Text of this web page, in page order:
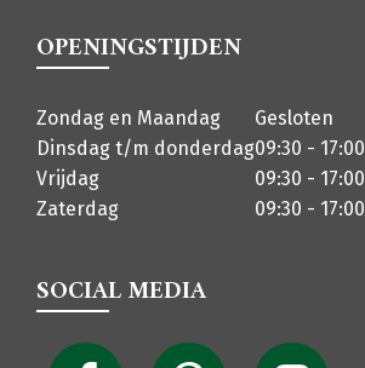
OPENINGSTIJDEN
Zondag en Maandag
Gesloten
Dinsdag t/m donderdag09:30 - 17:00
Vrijdag
09:30 - 17:00
Zaterdag
09:30 - 17:00
SOCIAL MEDIA